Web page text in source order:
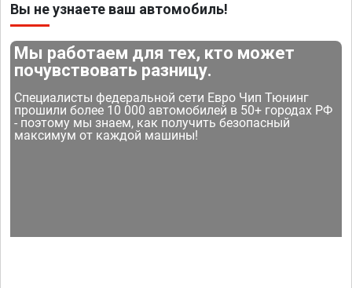
Вы не узнаете ваш автомобиль!
Мы работаем для тех, кто может
почувствовать разницу.
Специалисты федеральной сети Евро Чип Тюнинг
прошили более 10 000 автомобилей в 50+ городах РФ
- поэтому мы знаем, как получить безопасный
максимум от каждой машины!